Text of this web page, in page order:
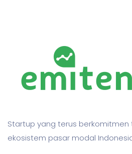
Startup yang terus berkomitmen
ekosistem pasar modal